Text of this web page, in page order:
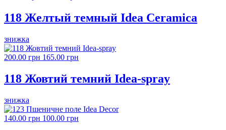
118 Желтый темный Idea Ceramica
знижка
200.00 грн 165.00 грн
118 Жовтий темний Idea-spray
знижка
140.00 грн 100.00 грн